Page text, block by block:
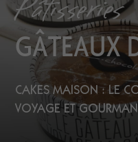
Pâtisseries
GÂTEAUX
CAKES MAISON : LE
VOYAGE ET